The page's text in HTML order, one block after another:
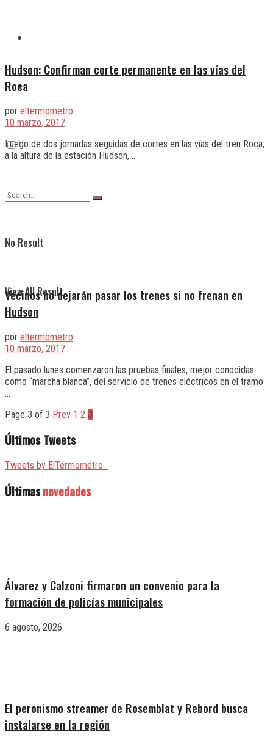
No Result
View All Result
Hudson: Confirman corte permanente en las vías del
Roca
por eltermometro
10 marzo, 2017
Luego de dos jornadas seguidas de cortes en las vías del tren Roca,
a la altura de la estación Hudson, ...
Vecinos no dejarán pasar los trenes si no frenan en
Hudson
por eltermometro
10 marzo, 2017
El pasado lunes comenzaron las pruebas finales, mejor conocidas
como “marcha blanca”, del servicio de trenes eléctricos en el tramo
...
Page 3 of 3 Prev 1 2 3
Últimos Tweets
Tweets by ElTermometro_
Últimasnovedades
Álvarez y Calzoni firmaron un convenio para la
formación de policías municipales
6 agosto, 2026
El peronismo streamer de Rosemblat y Rebord busca
instalarse en la región